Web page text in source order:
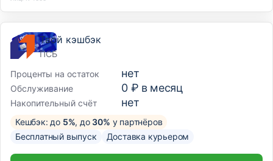
Твой кэшбэк
ПСБ
Проценты на остаток
нет
Обслуживание 0 ₽ в месяц
Накопительный счёт нет
Кешбэк: до 5%, до 30% у партнёров
Бесплатный выпуск
Доставка курьером